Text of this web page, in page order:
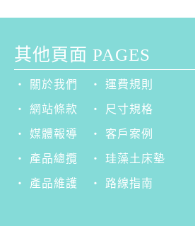
其他頁面 PAGES
‧ 關於我們 ‧ 運費規則
‧ 網站條款 ‧ 尺寸規格
‧ 媒體報導 ‧ 客戶案例
‧ 產品總攬 ‧ 珪藻土床墊
‧ 產品維護 ‧ 路線指南